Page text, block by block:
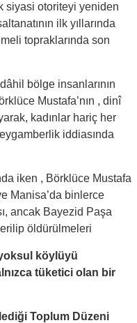
siyasi otoriteyi yeniden
ilk yıllarında
topraklarında son
bölge insanlarının
Mustafa’nın , dinî
kadınlar hariç her
iddiasında
iken , Börklüce Mustafa
Manisa’da binlerce
ancak Bayezid Paşa
öldürülmeleri
köylüyü
tüketici olan bir
Toplum Düzeni